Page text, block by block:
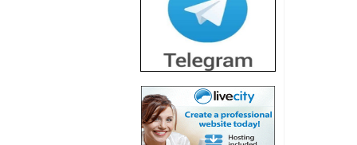
חשיפת מה שלא
רוצים שתדעו בעניין
פריסת אנלימיטד
(בניחוח בלתי נסבל) -
כאן
חשיפה: איוב קרא
אישר לקבוצת סלקום
בדיוק מה שביבי אישר
כאן